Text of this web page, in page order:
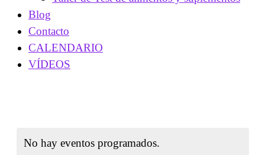
Blog
Contacto
CALENDARIO
VÍDEOS
No hay eventos programados.